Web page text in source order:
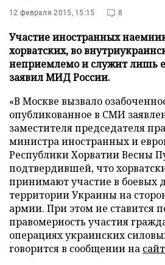
12 февраля 2015, 15:15 8
Участие иностранных
хорватских, во
неприемлемо и служит лишь
заявил МИД России.
«В Москве вызвало
опубликованное в СМИ
заместителя председателя
министра иностранных и
Республики Хорватии Весны
подтвердившей, что
принимают участие в боевых
территории Украины на
армии. При этом не ставится
правомерность участия
операциях украинских
говорится в сообщении на